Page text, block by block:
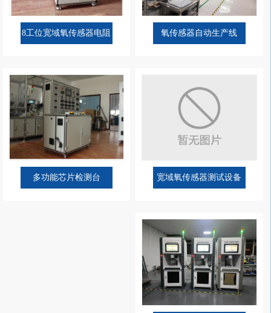
8工位宽域氧传感器电阻 氧传感器自动生产线
多功能芯片检测台 宽域氧传感器测试设备